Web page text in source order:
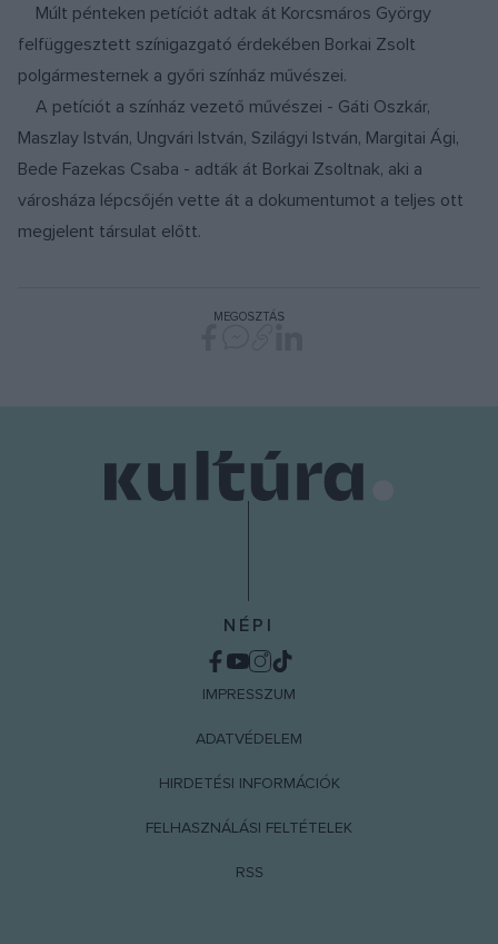
Múlt pénteken petíciót adtak át Korcsmáros György
felfüggesztett színigazgató érdekében Borkai Zsolt
polgármesternek a győri színház művészei.
A petíciót a színház vezető művészei - Gáti Oszkár,
Maszlay István, Ungvári István, Szilágyi István, Margitai Ági,
Bede Fazekas Csaba - adták át Borkai Zsoltnak, aki a
városháza lépcsőjén vette át a dokumentumot a teljes ott
megjelent társulat előtt.
MEGOSZTÁS
NÉPI
IMPRESSZUM
ADATVÉDELEM
HIRDETÉSI INFORMÁCIÓK
FELHASZNÁLÁSI FELTÉTELEK
RSS